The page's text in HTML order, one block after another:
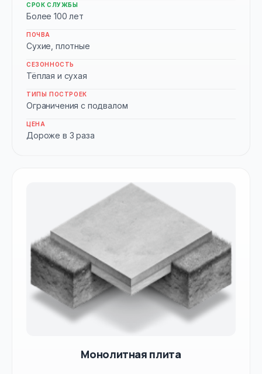
СРОК СЛУЖБЫ
Более 100 лет
ПОЧВА
Сухие, плотные
СЕЗОННОСТЬ
Тёплая и сухая
ТИПЫ ПОСТРОЕК
Ограничения с подвалом
ЦЕНА
Дороже в 3 раза
Монолитная плита